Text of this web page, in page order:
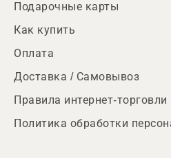
Подарочные карты
Как купить
Оплата
Доставка / Самовывоз
Правила интернет-торговли
Политика обработки